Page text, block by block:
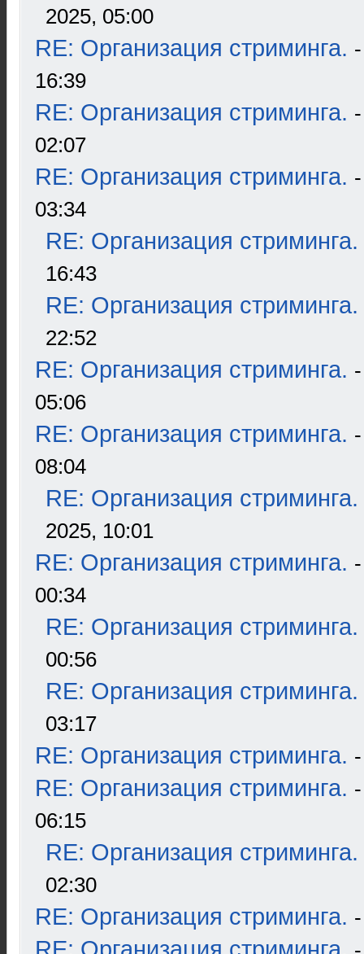
2025, 05:00
RE: Организация стриминга.
16:39
RE: Организация стриминга.
02:07
RE: Организация стриминга.
03:34
RE: Организация стриминга.
16:43
RE: Организация стриминга.
22:52
RE: Организация стриминга.
05:06
RE: Организация стриминга.
08:04
RE: Организация стриминга.
2025, 10:01
RE: Организация стриминга.
00:34
RE: Организация стриминга.
00:56
RE: Организация стриминга.
03:17
RE: Организация стриминга.
RE: Организация стриминга.
06:15
RE: Организация стриминга.
02:30
RE: Организация стриминга.